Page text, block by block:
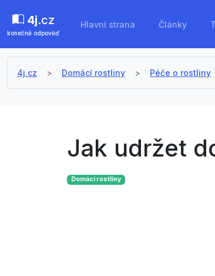
4j.cz
konečně odpověď
Hlavní strana Články
4j.cz Domácí rostliny Péče o rostliny
Jak udržet
Domácí rostliny